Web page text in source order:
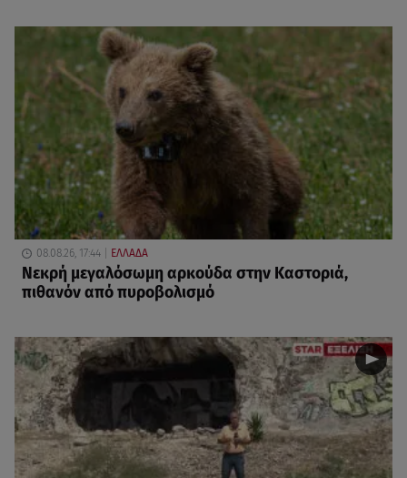
08.08.26, 17:44 ΕΛΛΑΔΑ
Νεκρή μεγαλόσωμη αρκούδα στην Καστοριά,
πιθανόν από πυροβολισμό